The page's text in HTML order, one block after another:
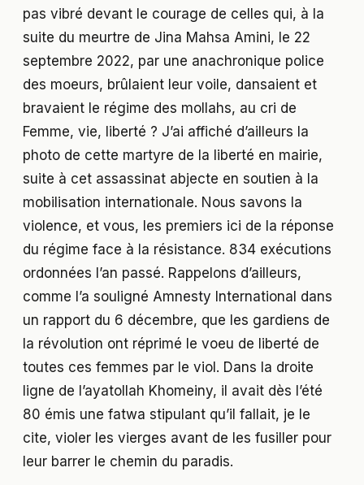
pas vibré devant le courage de celles qui, à la
suite du meurtre de Jina Mahsa Amini, le 22
septembre 2022, par une anachronique police
des moeurs, brûlaient leur voile, dansaient et
bravaient le régime des mollahs, au cri de
Femme, vie, liberté ? J’ai affiché d’ailleurs la
photo de cette martyre de la liberté en mairie,
suite à cet assassinat abjecte en soutien à la
mobilisation internationale. Nous savons la
violence, et vous, les premiers ici de la réponse
du régime face à la résistance. 834 exécutions
ordonnées l’an passé. Rappelons d’ailleurs,
comme l’a souligné Amnesty International dans
un rapport du 6 décembre, que les gardiens de
la révolution ont réprimé le voeu de liberté de
toutes ces femmes par le viol. Dans la droite
ligne de l’ayatollah Khomeiny, il avait dès l’été
80 émis une fatwa stipulant qu’il fallait, je le
cite, violer les vierges avant de les fusiller pour
leur barrer le chemin du paradis.